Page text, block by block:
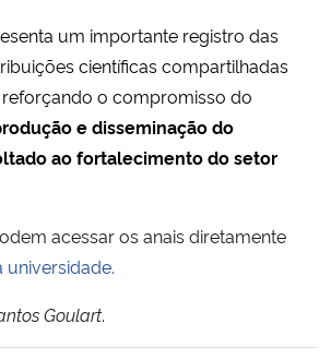
e dos Direitos Humanos
um importante registro das
científicas compartilhadas
o compromisso do
e disseminação do
ao fortalecimento do setor
acessar os anais diretamente
universidade.
Goulart.